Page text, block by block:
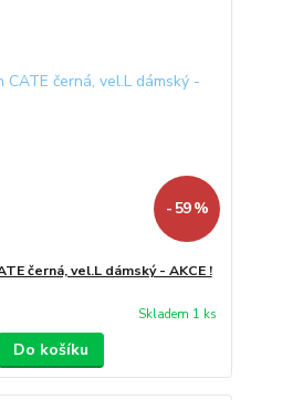
- 59 %
černá, vel.L dámský - AKCE !
Skladem 1 ks
Do košíku